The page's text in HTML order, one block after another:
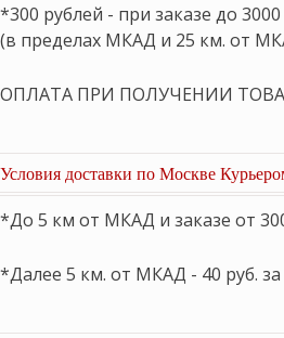
*300 рублей - при заказе до
(в пределах МКАД и 25 км. от
ОПЛАТА ПРИ ПОЛУЧЕНИИ
Условия доставки по Москве
*До 5 км от МКАД и заказе от
*Далее 5 км. от МКАД - 40 руб. за